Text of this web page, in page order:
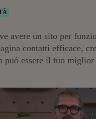
avere un sito per
contatti efficace,
può essere il tuo miglior